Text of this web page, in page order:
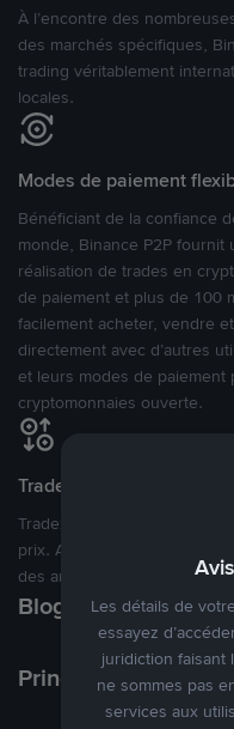
À l’encontre des
des marchés spécifiques,
trading véritablement
locales.
Modes de paiement
Bénéficiant de la confiance
monde, Binance P2P
réalisation de trades en
de paiement et plus de 100
facilement acheter, vendre
directement avec d’autres
et leurs modes de
cryptomonnaies ouverte.
Tradez à des prix
Tradez des cryptos en étant
prix. Achetez ou vendez à
des annonces
Blog P2P
Principaux modes
Les détails de
essayez
juridiction faisant
ne sommes pas
services aux